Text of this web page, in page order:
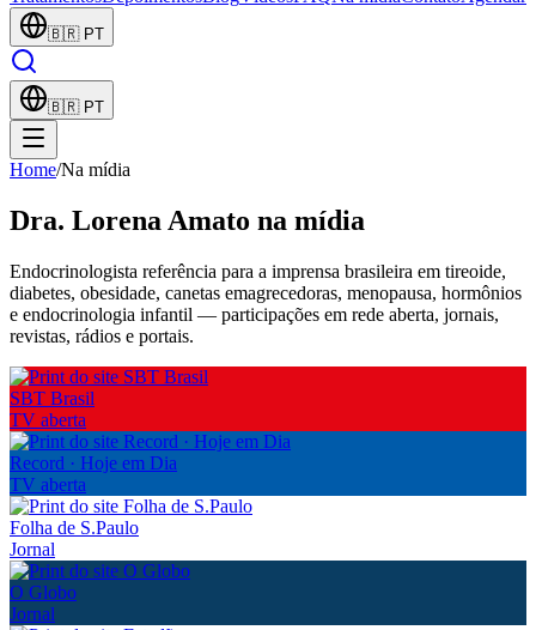
🇧🇷 PT
🇧🇷 PT
Home/Na mídia
Dra. Lorena Amato na mídia
Endocrinologista referência para a imprensa brasileira em tireoide,
diabetes, obesidade, canetas emagrecedoras, menopausa, hormônios
e endocrinologia infantil — participações em rede aberta, jornais,
revistas, rádios e portais.
SBT Brasil
TV aberta
Record · Hoje em Dia
TV aberta
Folha de S.Paulo
Jornal
O Globo
Jornal